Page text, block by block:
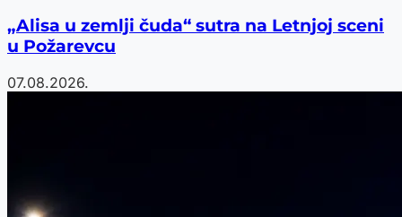
„Alisa u zemlji čuda“ sutra na Letnjoj sceni
u Požarevcu
07.08.2026.